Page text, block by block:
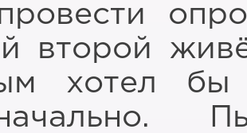
второй
хотел бы